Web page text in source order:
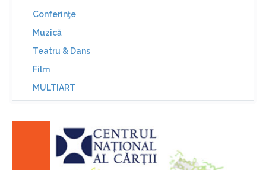
Conferinţe
Muzică
Teatru & Dans
Film
MULTIART